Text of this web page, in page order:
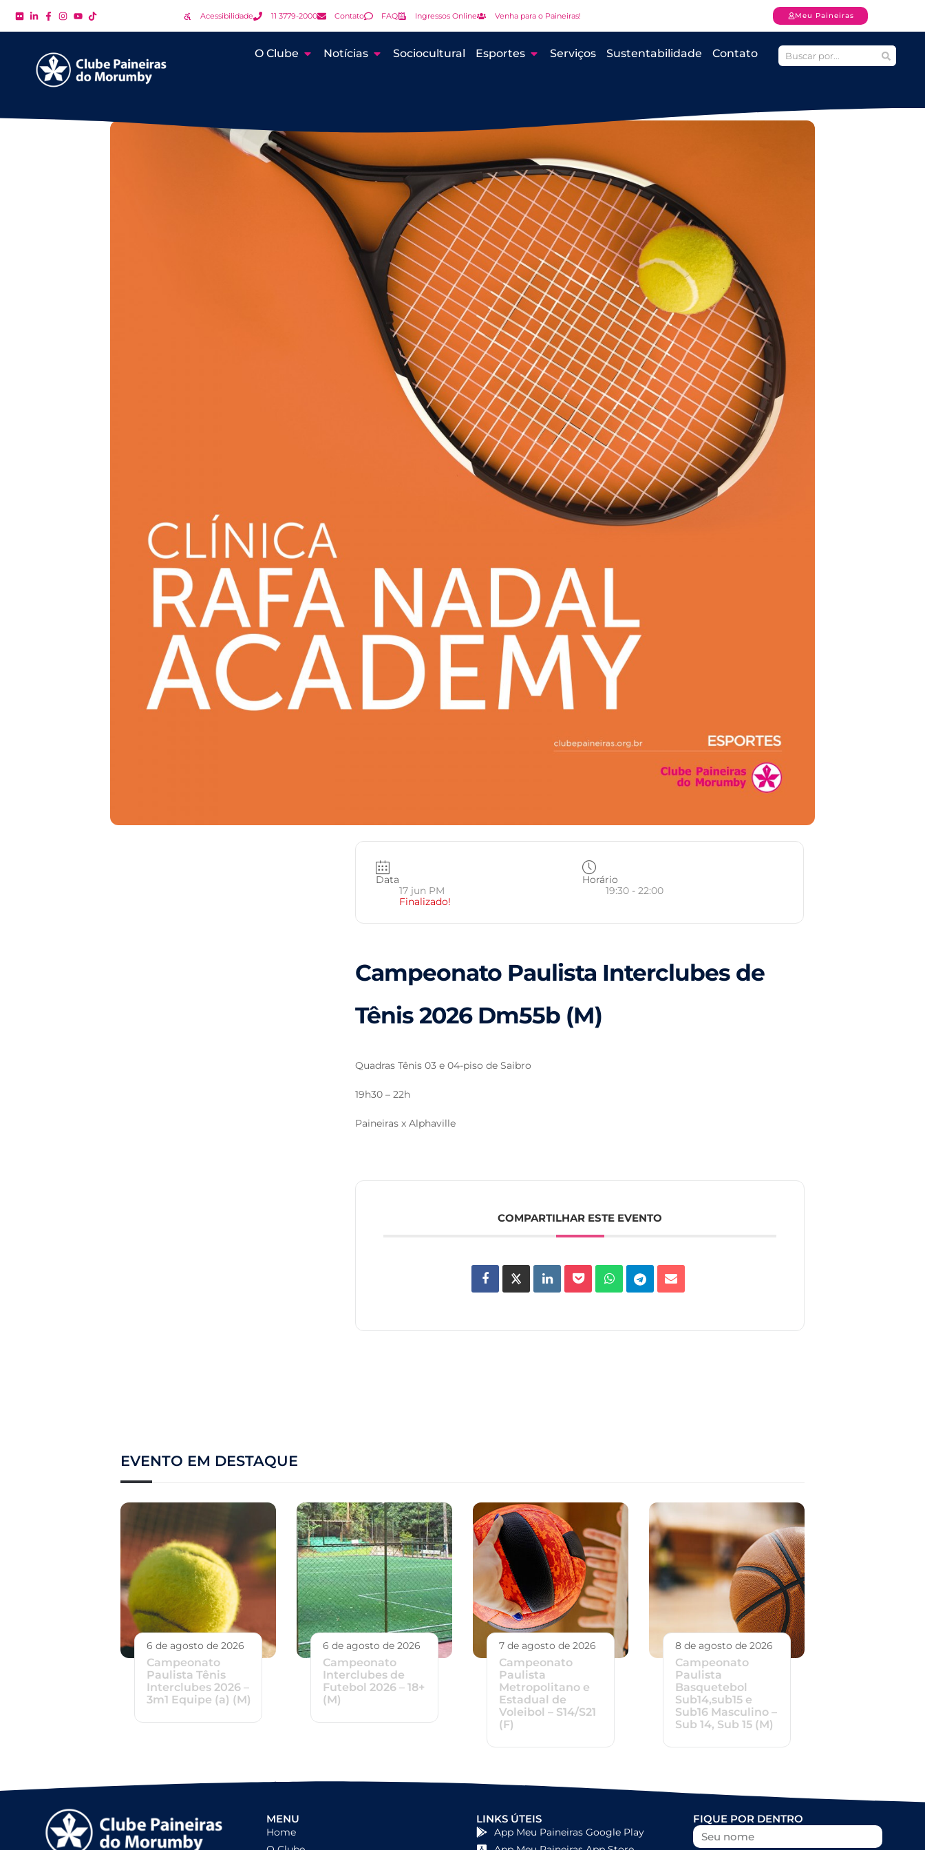
Acessibilidade 11 3779-2000 Contato FAQ Ingressos Online Venha para o Paineiras! Meu Paineiras
O Clube Notícias Sociocultural Esportes Serviços Sustentabilidade Contato
Data
17 jun PM
Finalizado!
Horário
19:30 - 22:00
Campeonato Paulista Interclubes de
Tênis 2026 Dm55b (M)
Quadras Tênis 03 e 04-piso de Saibro
19h30 – 22h
Paineiras x Alphaville
COMPARTILHAR ESTE EVENTO
EVENTO EM DESTAQUE
6 de agosto de 2026
Campeonato
Paulista Tênis
Interclubes 2026 –
3m1 Equipe (a) (M)
6 de agosto de 2026
Campeonato
Interclubes de
Futebol 2026 – 18+
(M)
7 de agosto de 2026
Campeonato
Paulista
Metropolitano e
Estadual de
Voleibol – S14/S21
(F)
8 de agosto de 2026
Campeonato
Paulista
Basquetebol
Sub14,sub15 e
Sub16 Masculino –
Sub 14, Sub 15 (M)
MENU
Home
LINKS ÚTEIS
App Meu Paineiras Google Play
FIQUE POR DENTRO